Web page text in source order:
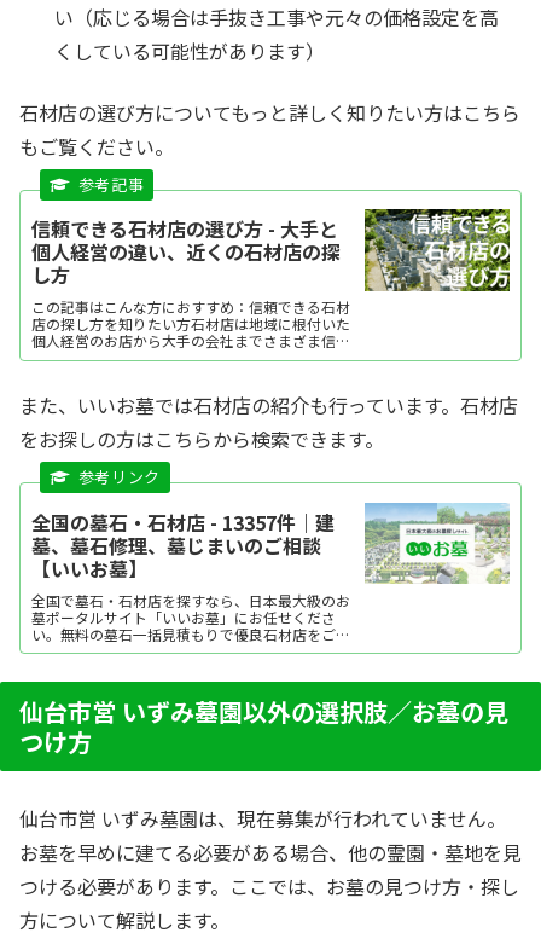
い（応じる場合は手抜き工事や元々の価格設定を高
くしている可能性があります）
石材店の選び方についてもっと詳しく知りたい方はこちら
もご覧ください。
信頼できる石材店の選び方 - 大手と
個人経営の違い、近くの石材店の探
し方
この記事はこんな方におすすめ：信頼できる石材
店の探し方を知りたい方石材店は地域に根付いた
個人経営のお店から大手の会社までさまざま信頼
できる店を探すには、石材知識の詳しさや見積
また、いいお墓では石材店の紹介も行っています。石材店
をお探しの方はこちらから検索できます。
全国の墓石・石材店 - 13357件｜建
墓、墓石修理、墓じまいのご相談
【いいお墓】
全国で墓石・石材店を探すなら、日本最大級のお
墓ポータルサイト「いいお墓」にお任せくださ
い。無料の墓石一括見積もりで優良石材店をご紹
介。墓石や石材店の選び方のほか、建墓、墓石修
仙台市営 いずみ墓園以外の選択肢／お墓の見
つけ方
仙台市営 いずみ墓園は、現在募集が行われていません。
お墓を早めに建てる必要がある場合、他の霊園・墓地を見
つける必要があります。ここでは、お墓の見つけ方・探し
方について解説します。